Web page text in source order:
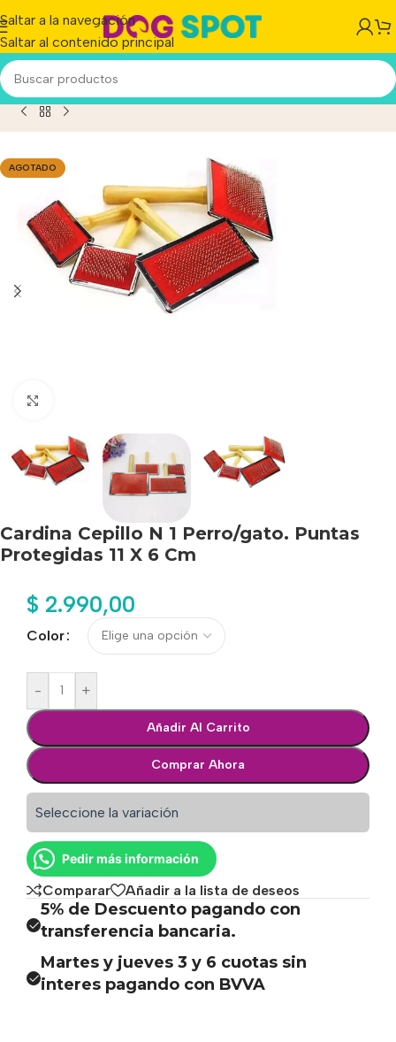
Saltar a la navegación
Saltar al contenido principal
Cepillo N 1 Perro/gato. Puntas Protegidas 11 X 6 Cm
AGOTADO
Cardina Cepillo N 1 Perro/gato. Puntas
Protegidas 11 X 6 Cm
$ 2.990,00
Color
- +
Añadir Al Carrito
Comprar Ahora
Seleccione la variación
Pedir más información
Comparar Añadir a la lista de deseos
5% de Descuento pagando con
transferencia bancaria.
Martes y jueves 3 y 6 cuotas sin
interes pagando con BVVA